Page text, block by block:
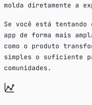
molda diretamente a
Se você está tentando
app de forma mais
como o produto
simples o suficiente
comunidades.